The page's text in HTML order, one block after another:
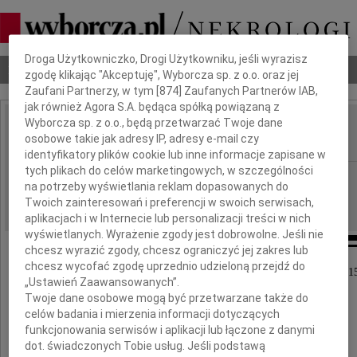
Nekrologi Odeszli Poradnik pogrzebowy
IMIĘ I NAZWISKO: Janina Danuta Bis
REGION: Poznań
DATA EMISJI: 05.05.2015
Z głębokim żalem zawiadamiamy, że 30 kwietnia
Janina Danuta Bis
Dbamy o Twoją prywatność
Droga Użytkowniczko, Drogi Użytkowniku, jeśli wyrazisz
zgodę klikając "Akceptuję", Wyborcza sp. z o.o. oraz jej
Zaufani Partnerzy, w tym [874 ] Zaufanych Partnerów IAB,
jak również Agora S.A. będąca spółką powiązaną z
Wyborcza sp. z o.o., będą przetwarzać Twoje dane
osobowe takie jak adresy IP, adresy e-mail czy
identyfikatory plików cookie lub inne informacje zapisane w
tych plikach do celów marketingowych, w szczególności
na potrzeby wyświetlania reklam dopasowanych do
Twoich zainteresowań i preferencji w swoich serwisach,
aplikacjach i w Internecie lub personalizacji treści w nich
wyświetlanych. Wyrażenie zgody jest dobrowolne. Jeśli nie
chcesz wyrazić zgody, chcesz ograniczyć jej zakres lub
chcesz wycofać zgodę uprzednio udzieloną przejdź do
„Ustawień Zaawansowanych”.
Twoje dane osobowe mogą być przetwarzane także do
celów badania i mierzenia informacji dotyczących
funkcjonowania serwisów i aplikacji lub łączone z danymi
dot. świadczonych Tobie usług. Jeśli podstawą